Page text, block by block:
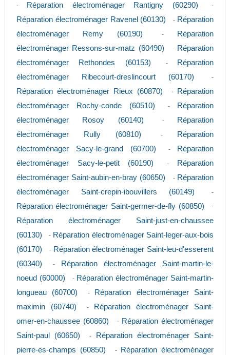
- Réparation électroménager Rantigny (60290) -
Réparation électroménager Ravenel (60130) - Réparation
électroménager Remy (60190)
-
Réparation
électroménager Ressons-sur-matz (60490)
- Réparation
électroménager Rethondes (60153)
-
Réparation
électroménager Ribecourt-dreslincourt (60170)
-
Réparation électroménager Rieux (60870) -
Réparation
électroménager Rochy-conde (60510)
-
Réparation
électroménager Rosoy (60140)
-
Réparation
électroménager Rully (60810)
-
Réparation
électroménager Sacy-le-grand (60700)
-
Réparation
électroménager Sacy-le-petit (60190)
-
Réparation
électroménager Saint-aubin-en-bray (60650)
- Réparation
électroménager Saint-crepin-ibouvillers (60149)
-
Réparation électroménager Saint-germer-de-fly (60850) -
Réparation électroménager Saint-just-en-chaussee
(60130)
- Réparation électroménager Saint-leger-aux-bois
(60170)
- Réparation électroménager Saint-leu-d'esserent
(60340)
-
Réparation électroménager Saint-martin-le-
noeud (60000)
- Réparation électroménager Saint-martin-
longueau (60700)
-
Réparation électroménager Saint-
maximin (60740)
-
Réparation électroménager Saint-
omer-en-chaussee (60860)
- Réparation électroménager
Saint-paul (60650)
-
Réparation électroménager Saint-
pierre-es-champs (60850)
-
Réparation électroménager